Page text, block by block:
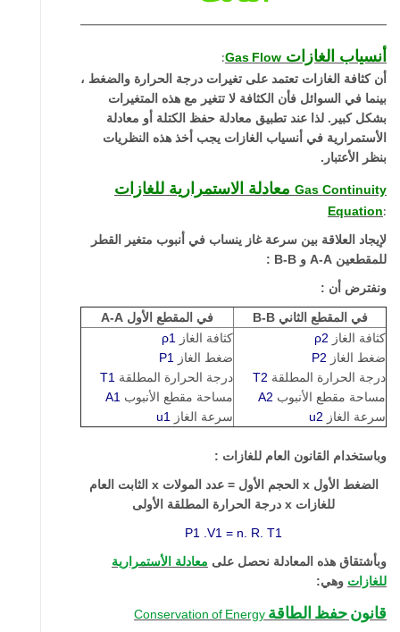
أنسياب الغازات Gas Flow
:
أن كثافة الغازات تعتمد على تغيرات درجة الحرارة والضغط ،
بينما في السوائل فأن الكثافة لا تتغير مع هذه المتغيرات
بشكل كبير. لذا عند تطبيق معادلة حفظ الكتلة أو معادلة
الأستمرارية في أنسياب الغازات يجب أخذ هذه النظريات
بنظر الأعتبار.
Gas Continuity
Equation:
لإيجاد العلاقة بين سرعة غاز ينساب في أنبوب متغير القطر
للمقطعين A-A و B-B
:
ونفترض أن :
في المقطع الأول A-A في المقطع الثاني B-B
ρ1
كثافة الغاز
P1
ضغط الغاز
T1 درجة الحرارة المطلقة
A1 مساحة مقطع الأنبوب
u1
سرعة الغاز
ρ2 كثافة الغاز
P2 ضغط الغاز
T2 درجة الحرارة المطلقة
A2 مساحة مقطع الأنبوب
u2 سرعة الغاز
وباستخدام القانون العام للغازات :
الضغط الأولx الحجم الأول = عدد المولاتx الثابت العام
للغازات x درجة الحرارة المطلقة الأولى
P1 .V1 = n. R. T1
وبأشتقاق هذه المعادلة نحصل على معادلة الأستمرارية
للغازات وهي:
قانون حفظ الطاقة Conservation of Energy